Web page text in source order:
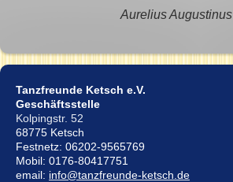
Aurelius Augustinus
Tanzfreunde Ketsch e.V.
Geschäftsstelle
Kolpingstr. 52
68775 Ketsch
Festnetz: 06202-9565769
Mobil: 0176-80417751
email: info@tanzfreunde-ketsch.de